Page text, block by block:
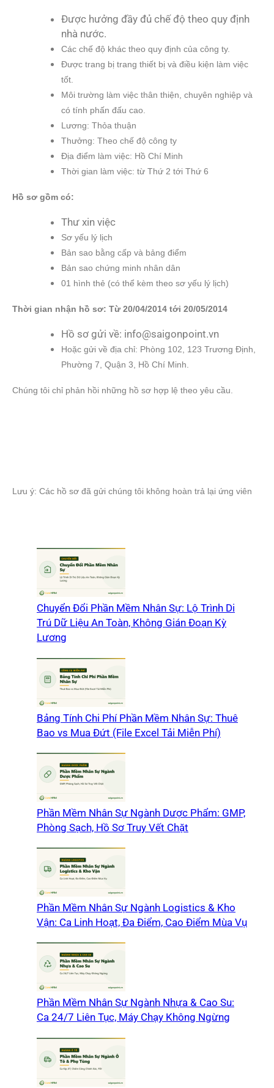
Được hưởng đầy đủ chế độ theo quy định
nhà nước.
Các chế độ khác theo quy định của công ty.
Được trang bị trang thiết bị và điều kiện làm việc
tốt.
Môi trường làm việc thân thiện, chuyên nghiệp và
có tính phấn đấu cao.
Lương: Thỏa thuận
Thưởng: Theo chế độ công ty
Địa điểm làm việc: Hồ Chí Minh
Thời gian làm việc: từ Thứ 2 tới Thứ 6
Hồ sơ gồm có:
Thư xin việc
Sơ yếu lý lịch
Bản sao bằng cấp và bảng điểm
Bản sao chứng minh nhân dân
01 hình thẻ (có thể kèm theo sơ yếu lý lịch)
Thời gian nhận hồ sơ: Từ 20/04/2014 tới 20/05/2014
Hồ sơ gửi về: info@saigonpoint.vn
Hoặc gửi về địa chỉ: Phòng 102, 123 Trương Định,
Phường 7, Quận 3, Hồ Chí Minh.
Chúng tôi chỉ phản hồi những hồ sơ hợp lệ theo yêu cầu.
Lưu ý: Các hồ sơ đã gửi chúng tôi không hoàn trả lại ứng viên
Chuyển Đổi Phần Mềm Nhân Sự: Lộ Trình Di
Trú Dữ Liệu An Toàn, Không Gián Đoạn Kỳ
Lương
Bảng Tính Chi Phí Phần Mềm Nhân Sự: Thuê
Bao vs Mua Đứt (File Excel Tải Miễn Phí)
Phần Mềm Nhân Sự Ngành Dược Phẩm: GMP,
Phòng Sạch, Hồ Sơ Truy Vết Chặt
Phần Mềm Nhân Sự Ngành Logistics & Kho
Vận: Ca Linh Hoạt, Đa Điểm, Cao Điểm Mùa Vụ
Phần Mềm Nhân Sự Ngành Nhựa & Cao Su:
Ca 24/7 Liên Tục, Máy Chạy Không Ngừng